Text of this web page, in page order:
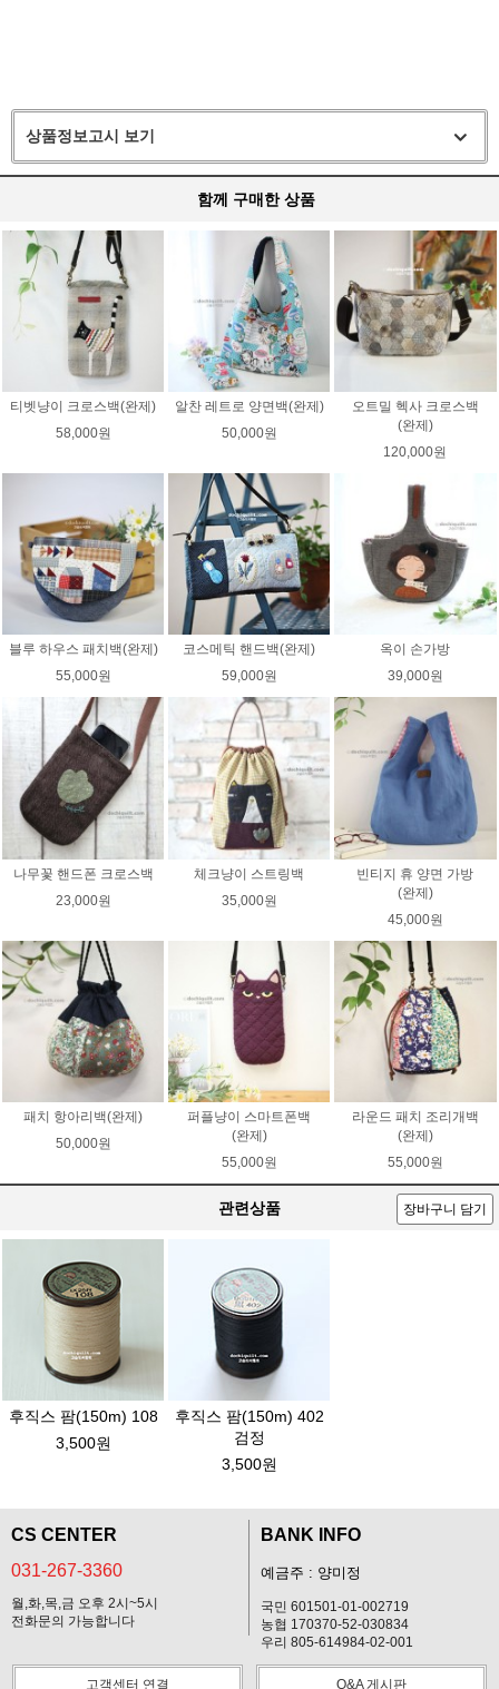
상품정보고시 보기
함께 구매한 상품
티벳냥이 크로스백(완제)
58,000원
알찬 레트로 양면백(완제)
50,000원
오트밀 헥사 크로스백
(완제)
120,000원
블루 하우스 패치백(완제)
55,000원
코스메틱 핸드백(완제)
59,000원
옥이 손가방
39,000원
나무꽃 핸드폰 크로스백
23,000원
체크냥이 스트링백
35,000원
빈티지 휴 양면 가방
(완제)
45,000원
패치 항아리백(완제)
50,000원
퍼플냥이 스마트폰백
(완제)
55,000원
라운드 패치 조리개백
(완제)
55,000원
관련상품 장바구니 담기
후직스 팜(150m) 108
3,500원
후직스 팜(150m) 402
검정
3,500원
CS CENTER
031-267-3360
월,화,목,금 오후 2시~5시
전화문의 가능합니다
BANK INFO
예금주 : 양미정
국민 601501-01-002719
농협 170370-52-030834
우리 805-614984-02-001
고객센터 연결 Q&A 게시판